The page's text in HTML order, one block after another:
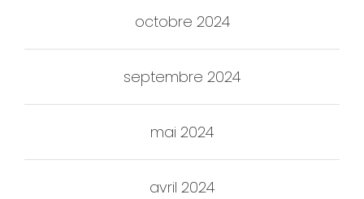
octobre 2024
septembre 2024
mai 2024
avril 2024